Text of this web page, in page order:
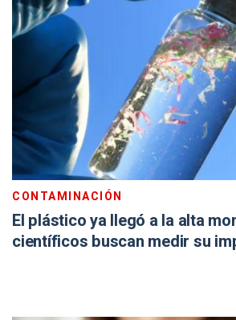
CONTAMINACIÓN
El plástico ya llegó a la alta
científicos buscan medir su